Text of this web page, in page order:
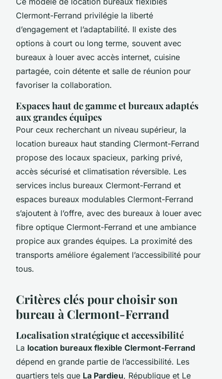
Clermont-Ferrand privilégie la liberté
d’engagement et l’adaptabilité. Il existe des
options à court ou long terme, souvent avec
bureaux à louer avec accès internet, cuisine
partagée, coin détente et salle de réunion pour
favoriser la collaboration.
Espaces haut de gamme et bureaux adaptés
aux grandes équipes
Pour ceux recherchant un niveau supérieur, la
location bureaux haut standing Clermont-Ferrand
propose des locaux spacieux, parking privé,
accès sécurisé et climatisation réversible. Les
services inclus bureaux Clermont-Ferrand et
espaces bureaux modulables Clermont-Ferrand
s’ajoutent à l’offre, avec des bureaux à louer avec
fibre optique Clermont-Ferrand et une ambiance
propice aux grandes équipes. La proximité des
transports améliore également l’accessibilité pour
tous.
Critères clés pour choisir son
bureau à Clermont-Ferrand
Localisation stratégique et accessibilité
La location bureaux flexible Clermont-Ferrand
dépend en grande partie de l’accessibilité. Les
quartiers tels que La Pardieu, République et Le